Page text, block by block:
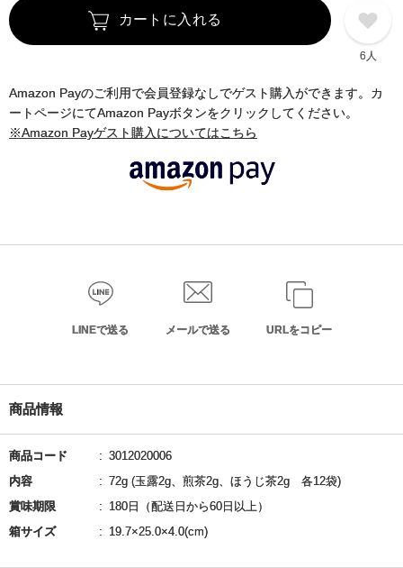
カートに入れる
6人
Amazon Payのご利用で会員登録なしでゲスト購入ができます。カ
ートページにてAmazon Payボタンをクリックしてください。
※Amazon Payゲスト購入についてはこちら
LINEで送る メールで送る URLをコピー
商品情報
商品コード
3012020006
内容
72g (玉露2g、煎茶2g、ほうじ茶2g 各12袋)
賞味期限
180日（配送日から60日以上）
箱サイズ
19.7×25.0×4.0(cm)